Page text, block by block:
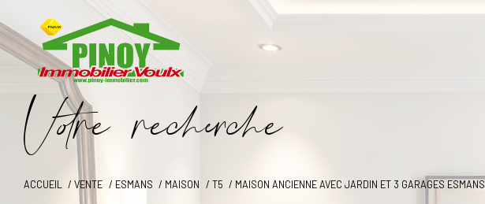
Vore recece
ACCUEIL VENTE ESMANS MAISON T5 MAISON ANCIENNE AVEC JARDIN ET 3 GARAGES ESMANS